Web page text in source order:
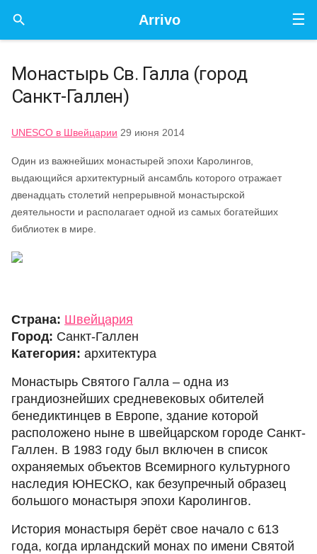
☰
Arrivo

Монастырь Св. Галла (город
Санкт-Галлен)
UNESCO в Швейцарии 29 июня 2014
Один из важнейших монастырей эпохи Каролингов,
выдающийся архитектурный ансамбль которого отражает
двенадцать столетий непрерывной монастырской
деятельности и располагает одной из самых богатейших
библиотек в мире.
Страна: Швейцария
Город: Санкт-Галлен
Категория: архитектура
Монастырь Святого Галла – одна из
грандиознейших средневековых обителей
бенедиктинцев в Европе, здание которой
расположено ныне в швейцарском городе Санкт-
Галлен. В 1983 году был включен в список
охраняемых объектов Всемирного культурного
наследия ЮНЕСКО, как безупречный образец
большого монастыря эпохи Каролингов.
История монастыря берёт свое начало с 613
года, когда ирландский монах по имени Святой